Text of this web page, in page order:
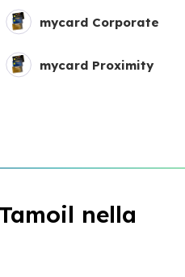
mycard Corporate
mycard Proximity
nella